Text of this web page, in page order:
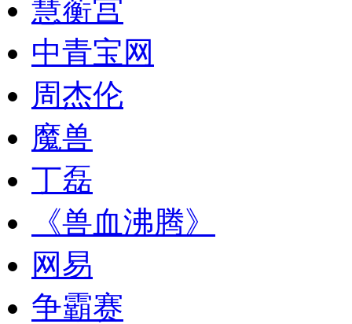
慧蘅宫
中青宝网
周杰伦
魔兽
丁磊
《兽血沸腾》
网易
争霸赛